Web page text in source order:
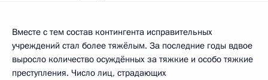
Вместе с тем состав контингента исправительных
учреждений стал более тяжёлым. За последние годы вдвое
выросло количество осуждённых за тяжкие и особо тяжкие
преступления. Число лиц, страдающих